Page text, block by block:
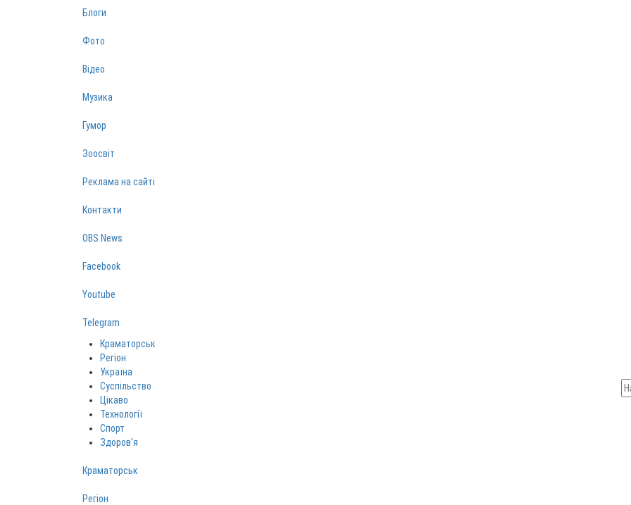
Блоги
Фото
Відео
Музика
Гумор
Зоосвіт
Реклама на сайті
Контакти
OBS News
Facebook
Youtube
Telegram
Краматорськ
Регіон
Україна
Суспільство
Цікаво
Технології
Спорт
Здоров‘я
Краматорськ
Регіон